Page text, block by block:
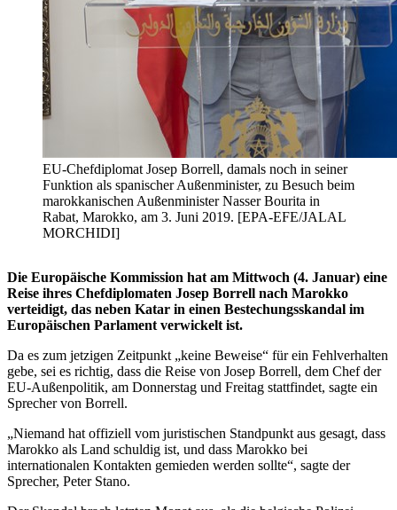
EU-Chefdiplomat Josep Borrell, damals noch in seiner
Funktion als spanischer Außenminister, zu Besuch beim
marokkanischen Außenminister Nasser Bourita in
Rabat, Marokko, am 3. Juni 2019. [EPA-EFE/JALAL
MORCHIDI]
Die Europäische Kommission hat am Mittwoch (4. Januar) eine
Reise ihres Chefdiplomaten Josep Borrell nach Marokko
verteidigt, das neben Katar in einen Bestechungsskandal im
Europäischen Parlament verwickelt ist.
Da es zum jetzigen Zeitpunkt „keine Beweise“ für ein Fehlverhalten
gebe, sei es richtig, dass die Reise von Josep Borrell, dem Chef der
EU-Außenpolitik, am Donnerstag und Freitag stattfindet, sagte ein
Sprecher von Borrell.
„Niemand hat offiziell vom juristischen Standpunkt aus gesagt, dass
Marokko als Land schuldig ist, und dass Marokko bei
internationalen Kontakten gemieden werden sollte“, sagte der
Sprecher, Peter Stano.